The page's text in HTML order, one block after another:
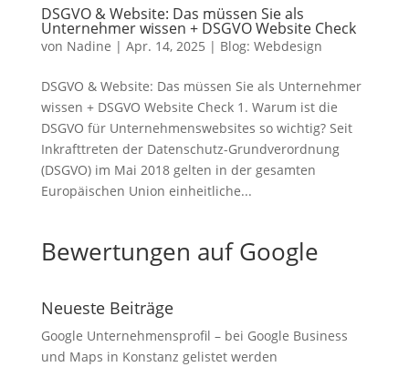
DSGVO & Website: Das müssen Sie als
Unternehmer wissen + DSGVO Website Check
von Nadine | Apr. 14, 2025 | Blog: Webdesign
DSGVO & Website: Das müssen Sie als Unternehmer
wissen + DSGVO Website Check 1. Warum ist die
DSGVO für Unternehmenswebsites so wichtig? Seit
Inkrafttreten der Datenschutz-Grundverordnung
(DSGVO) im Mai 2018 gelten in der gesamten
Europäischen Union einheitliche...
Bewertungen auf Google
Neueste Beiträge
Google Unternehmensprofil – bei Google Business
und Maps in Konstanz gelistet werden